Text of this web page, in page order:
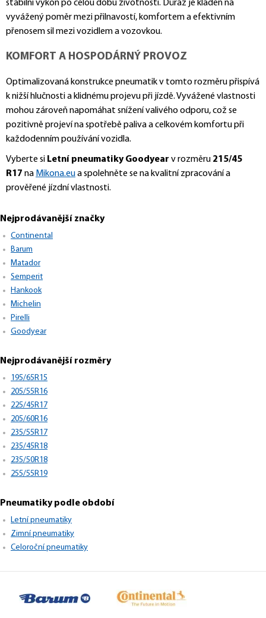
stabilní výkon po celou dobu životnosti. Důraz je kladen na
vyvážený poměr mezi přilnavostí, komfortem a efektivním
přenosem sil mezi vozidlem a vozovkou.
KOMFORT A HOSPODÁRNÝ PROVOZ
Optimalizovaná konstrukce pneumatik v tomto rozměru přispívá
k nižší hlučnosti a klidnému projevu při jízdě. Vyvážené vlastnosti
mohou zároveň napomáhat snížení valivého odporu, což se
pozitivně projeví na spotřebě paliva a celkovém komfortu při
každodenním používání vozidla.
Vyberte si Letní pneumatiky Goodyear v rozměru 215/45
R17 na Mikona.eua spolehněte se na kvalitní zpracování a
prověřené jízdní vlastnosti.
Nejprodávanější značky
Continental
Barum
Matador
Semperit
Hankook
Michelin
Pirelli
Goodyear
Nejprodávanější rozměry
195/65R15
205/55R16
225/45R17
205/60R16
235/55R17
235/45R18
235/50R18
255/55R19
Pneumatiky podle období
Letní pneumatiky
Zimní pneumatiky
Celoroční pneumatiky